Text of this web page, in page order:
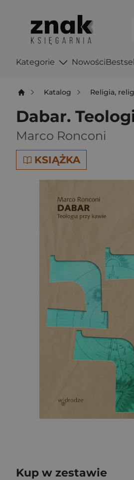
Kategorie Nowości
Katalog Religia,
Dabar.
Marco Ronconi
KSIĄŻKA
Kup w zestawie